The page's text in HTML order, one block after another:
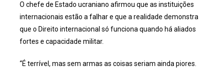
O chefe de Estado ucraniano afirmou que as instituições
internacionais estão a falhar e que a realidade demonstra
que o Direito internacional só funciona quando há aliados
fortes e capacidade militar.
“É terrível, mas sem armas as coisas seriam ainda piores.